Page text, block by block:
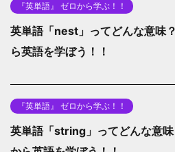
『英単語』 ゼロから学ぶ！！
英単語「nest」ってどんな意味
ら英語を学ぼう！！
『英単語』 ゼロから学ぶ！！
英単語「string」ってどんな意味